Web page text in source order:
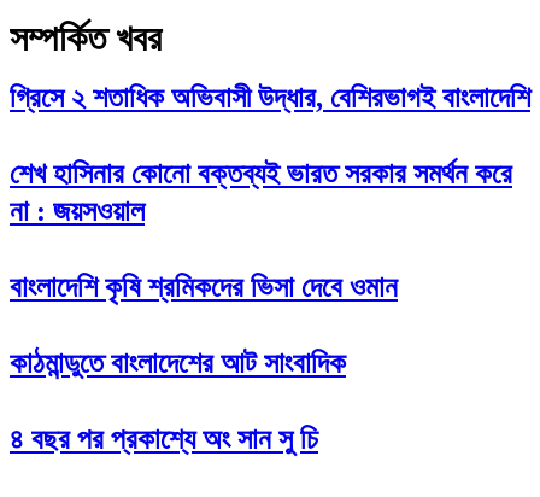
সম্পর্কিত খবর
গ্রিসে ২ শতাধিক অভিবাসী উদ্ধার, বেশিরভাগই বাংলাদেশি
‌শেখ হাসিনার কোনো বক্তব্যই ভারত সরকার সমর্থন করে
না : জয়সওয়াল
বাংলাদেশি কৃষি শ্রমিকদের ভিসা দেবে ওমান
কাঠমান্ডুতে বাংলাদেশের আট সাংবাদিক
৪ বছর পর প্রকাশ্যে অং সান সু চি